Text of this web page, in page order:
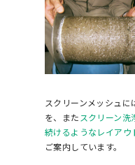
スクリーンメッシュに
を、また スクリーン
続けるようなレイアウ
ご案内しています。